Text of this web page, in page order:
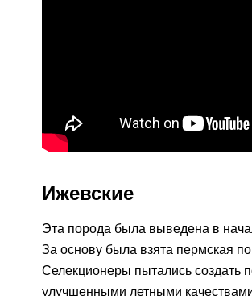
Ижевские
Эта порода была выведена в
За основу была взята пермская
Селекционеры пытались создать
улучшенными летными